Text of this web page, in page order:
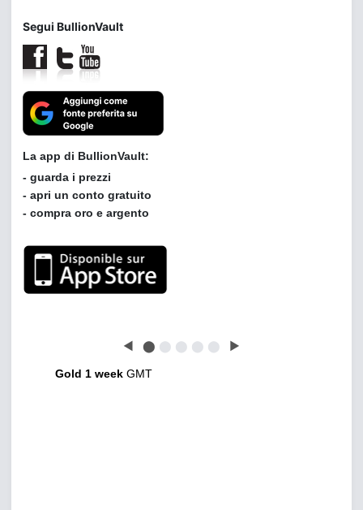
Segui BullionVault
Leggi le opinioni dei clienti di BullionVault
◀ ⬤ ⬤ ⬤ ⬤ ⬤ ▶
Gold 1 week GMT